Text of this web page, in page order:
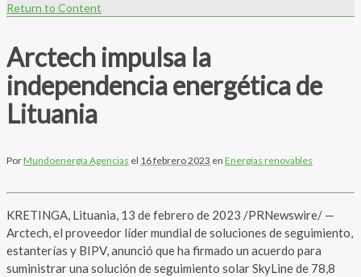
Return to Content
Arctech impulsa la
independencia energética de
Lituania
PorMundoenergía Agencias el 16 febrero 2023 en Energías renovables
KRETINGA, Lituania, 13 de febrero de 2023 /PRNewswire/ —
Arctech, el proveedor líder mundial de soluciones de seguimiento,
estanterías y BIPV, anunció que ha firmado un acuerdo para
suministrar una solución de seguimiento solar SkyLine de 78,8